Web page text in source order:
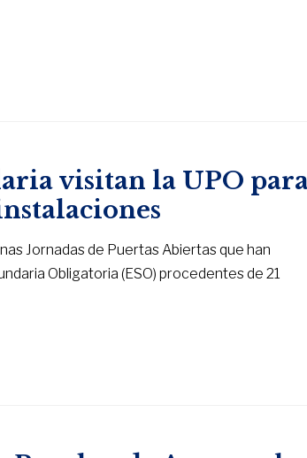
visitan la UPO
Jornadas de Puertas Abiertas que han
Obligatoria (ESO) procedentes de 21